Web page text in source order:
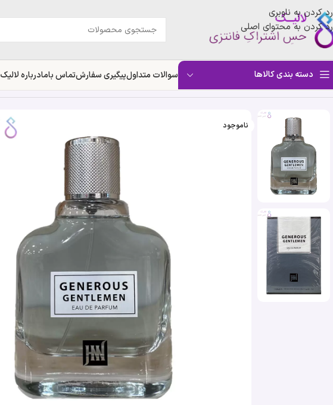
رد کردن به ناوبری
رد کردن به محتوای اصلی
دسته بندی کالاها سوالات متداولپیگیری سفارشتماس بامادرباره لالیک
خانه فروشگاه» ادکلن جنروس جنتلمن جانوین | Johnwin Generous Gentlemen
ناموجود